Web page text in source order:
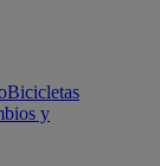
Bicicletas
y